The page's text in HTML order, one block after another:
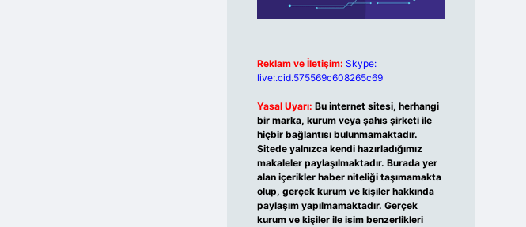
Reklam ve İletişim: Skype:
live:.cid.575569c608265c69
Yasal Uyarı: Bu internet sitesi, herhangi
bir marka, kurum veya şahıs şirketi ile
hiçbir bağlantısı bulunmamaktadır.
Sitede yalnızca kendi hazırladığımız
makaleler paylaşılmaktadır. Burada yer
alan içerikler haber niteliği taşımamakta
olup, gerçek kurum ve kişiler hakkında
paylaşım yapılmamaktadır. Gerçek
kurum ve kişiler ile isim benzerlikleri